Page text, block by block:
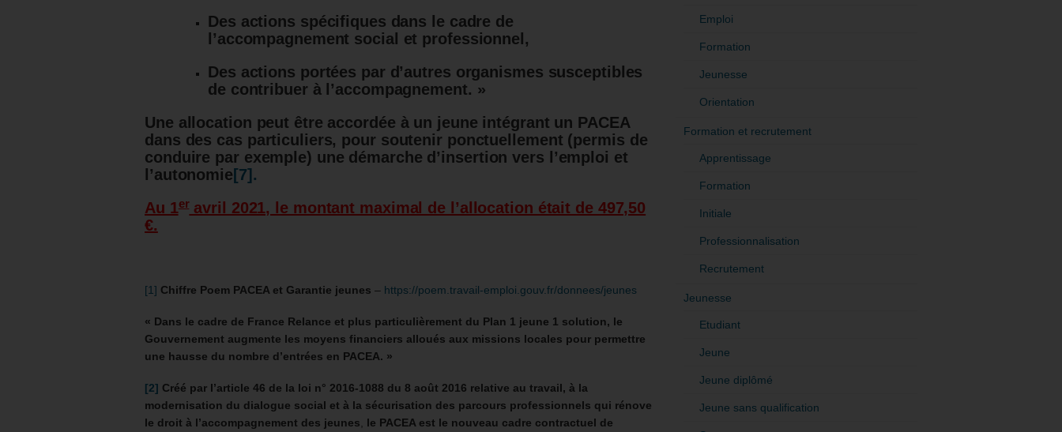
Des actions spécifiques dans le cadre de
l’accompagnement social et professionnel,
Des actions portées par d’autres organismes susceptibles
de contribuer à l’accompagnement. »
Une allocation peut être accordée à un jeune intégrant un PACEA
dans des cas particuliers, pour soutenir ponctuellement (permis de
conduire par exemple) une démarche d’insertion vers l’emploi et
l’autonomie [7].
Au 1eravril 2021, le montant maximal de l’allocation était de 497,50
€.
[1] Chiffre Poem PACEA et Garantie jeunes – https://poem.travail-emploi.gouv.fr/donnees/jeunes
« Dans le cadre de France Relance et plus particulièrement du Plan 1 jeune 1 solution, le
Gouvernement augmente les moyens financiers alloués aux missions locales pour permettre
une hausse du nombre d’entrées en PACEA. »
[2] Créé par l’article 46 de la loi n° 2016-1088 du 8 août 2016 relative au travail, à la
modernisation du dialogue social et à la sécurisation des parcours professionnels qui rénove
le droit à l’accompagnement des jeunes
le PACEA est le nouveau cadre contractuel de
Emploi
Formation
Jeunesse
Orientation
Formation et recrutement
Apprentissage
Formation
Initiale
Professionnalisation
Recrutement
Jeunesse
Etudiant
Jeune
Jeune diplômé
Jeune sans qualification